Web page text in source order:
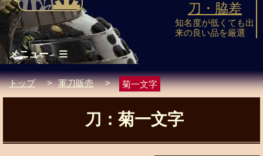
刀・脇差
知名度が低くても出
来の良い品を厳選
メニュー≡
トップ > 軍刀販売 > 菊一文字
刀：菊一文字